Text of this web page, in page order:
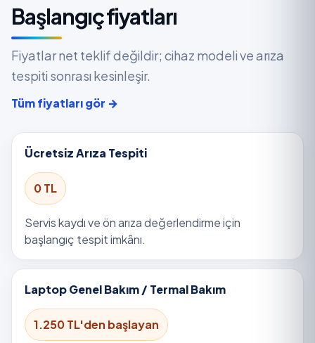
Başlangıç fiyatları
Fiyatlar net teklif değildir; cihaz modeli ve arıza
tespiti sonrası kesinleşir.
Tüm fiyatları gör →
Ücretsiz Arıza Tespiti
0 TL
Servis kaydı ve ön arıza değerlendirme için
başlangıç tespit imkânı.
Laptop Genel Bakım / Termal Bakım
1.250 TL'den başlayan